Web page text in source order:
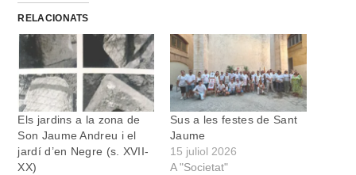
RELACIONATS
Els jardins a la zona de
Son Jaume Andreu i el
jardí d’en Negre (s. XVII-
XX)
Sus a les festes de Sant
Jaume
15 juliol 2026
A "Societat"